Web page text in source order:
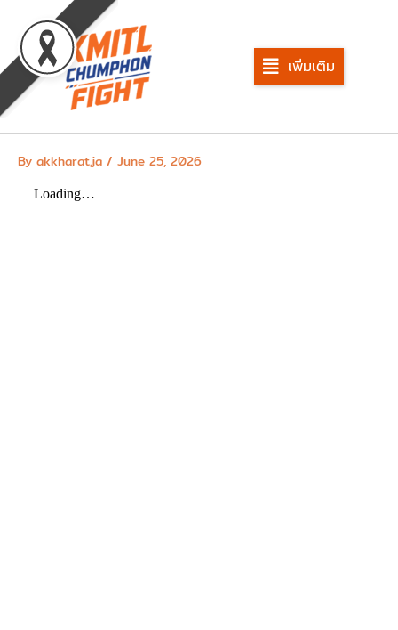
content
เพิ่มเติม
By akkharat.ja / June 25, 2026